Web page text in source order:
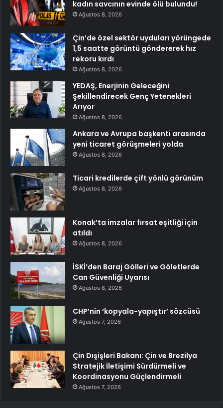
kadın savcının evinde ölü bulundu!
Ağustos 8, 2026
Çin’de özel sektör uyduları yörüngede
1,5 saatte görüntü göndererek hız
rekoru kırdı
Ağustos 8, 2026
YEDAŞ, Enerjinin Geleceğini
Şekillendirecek Genç Yetenekleri
Arıyor
Ağustos 8, 2026
Ankara ve Avrupa başkenti arasında
yeni ticaret görüşmeleri yolda
Ağustos 8, 2026
Ticari kredilerde çift yönlü görünüm
Ağustos 8, 2026
Konak’ta imzalar fırsat eşitliği için
atıldı
Ağustos 8, 2026
İSKİ’den Baraj Gölleri ve Göletlerde
Can Güvenliği Uyarısı
Ağustos 8, 2026
CHP’nin ‘kopyala-yapıştır’ sözcüsü
Ağustos 7, 2026
Çin Dışişleri Bakanı: Çin ve Brezilya
Stratejik İletişimi Sürdürmeli ve
Koordinasyonu Güçlendirmeli
Ağustos 7, 2026